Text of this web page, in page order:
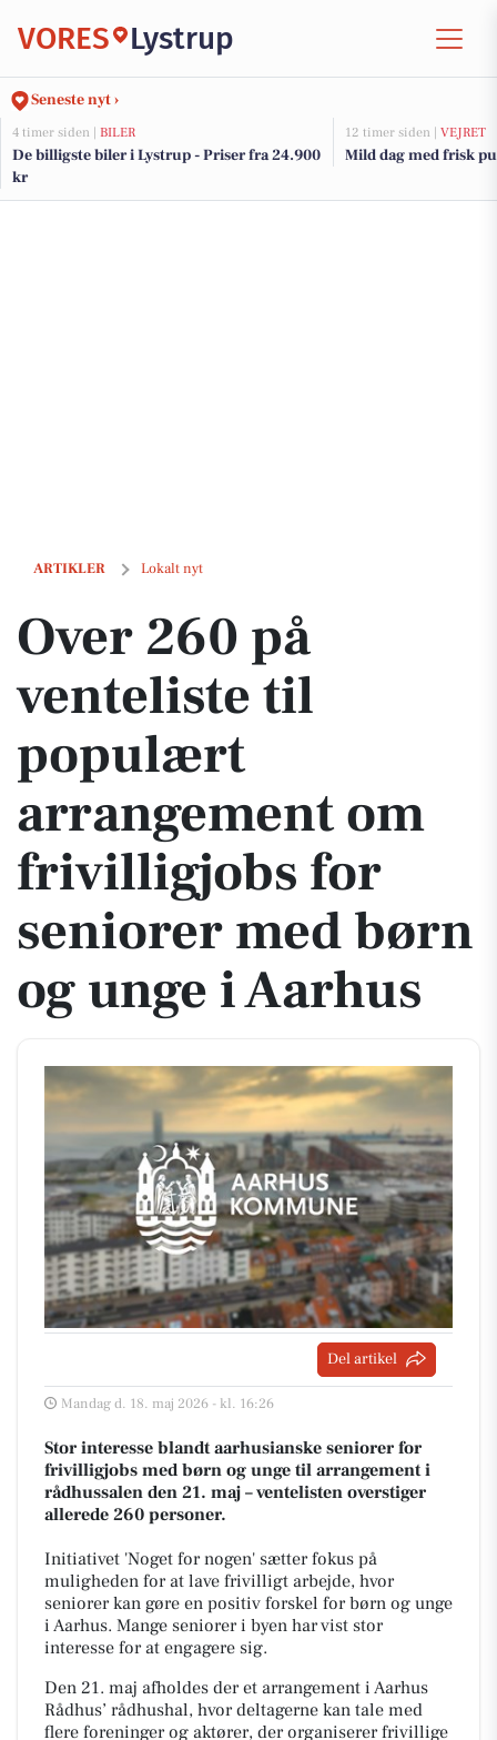
VORES Lystrup
Seneste nyt ›
4 timer siden | BILER
De billigste biler i Lystrup - Priser fra 24.900
kr
12 timer siden | VEJRET
Mild dag med frisk
ARTIKLER Lokalt nyt
Over 260 på venteliste til populært arrangement om frivilligjobs for
Over 260 på
venteliste til
populært
arrangement om
frivilligjobs for
seniorer med børn
og unge i Aarhus
Del artikel
Mandag d. 18. maj 2026 - kl. 16:26
Stor interesse blandt aarhusianske seniorer for
frivilligjobs med børn og unge til arrangement i
rådhussalen den 21. maj – ventelisten overstiger
allerede 260 personer.
Initiativet 'Noget for nogen' sætter fokus på
muligheden for at lave frivilligt arbejde, hvor
seniorer kan gøre en positiv forskel for børn og unge
i Aarhus. Mange seniorer i byen har vist stor
interesse for at engagere sig.
Den 21. maj afholdes der et arrangement i Aarhus
Rådhus’ rådhushal, hvor deltagerne kan tale med
flere foreninger og aktører, der organiserer frivillige